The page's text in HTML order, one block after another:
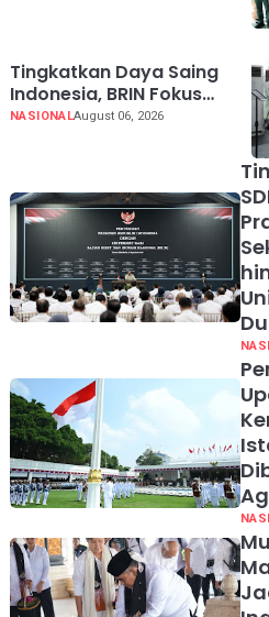
Tingkatkan Daya Saing
Indonesia, BRIN Fokus
Kembangkan Teknologi
NASIONALAugust 06, 2026